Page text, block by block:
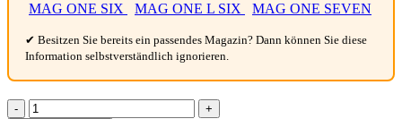
MAG ONE SIX
MAG ONE L SIX MAG ONE SEVEN
✔ Besitzen Sie bereits ein passendes Magazin? Dann können Sie diese
Information selbstverständlich ignorieren.
-
+